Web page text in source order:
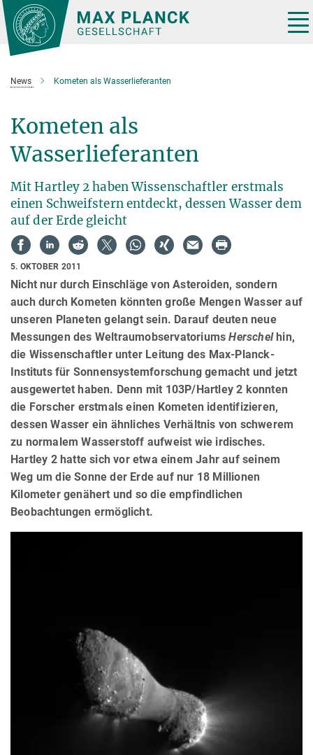
Hauptinhalt
News Kometen als Wasserlieferanten
Kometen als
Wasserlieferanten
Mit Hartley 2 haben Wissenschaftler erstmals
einen Schweifstern entdeckt, dessen Wasser dem
auf der Erde gleicht
5. OKTOBER 2011
Nicht nur durch Einschläge von Asteroiden, sondern
auch durch Kometen könnten große Mengen Wasser auf
unseren Planeten gelangt sein. Darauf deuten neue
Messungen des WeltraumobservatoriumsHerschelhin,
die Wissenschaftler unter Leitung des Max-Planck-
Instituts für Sonnensystemforschung gemacht und jetzt
ausgewertet haben. Denn mit 103P/Hartley 2 konnten
die Forscher erstmals einen Kometen identifizieren,
dessen Wasser ein ähnliches Verhältnis von schwerem
zu normalem Wasserstoff aufweist wie irdisches.
Hartley 2 hatte sich vor etwa einem Jahr auf seinem
Weg um die Sonne der Erde auf nur 18 Millionen
Kilometer genähert und so die empfindlichen
Beobachtungen ermöglicht.